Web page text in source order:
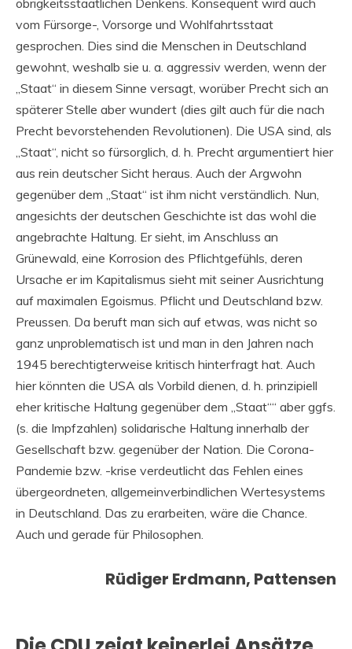
vom Fürsorge-, Vorsorge und Wohlfahrtsstaat
gesprochen. Dies sind die Menschen in Deutschland
gewohnt, weshalb sie u. a. aggressiv werden, wenn der
„Staat“ in diesem Sinne versagt, worüber Precht sich an
späterer Stelle aber wundert (dies gilt auch für die nach
Precht bevorstehenden Revolutionen). Die USA sind, als
„Staat“, nicht so fürsorglich, d. h. Precht argumentiert hier
aus rein deutscher Sicht heraus. Auch der Argwohn
gegenüber dem „Staat“ ist ihm nicht verständlich. Nun,
angesichts der deutschen Geschichte ist das wohl die
angebrachte Haltung. Er sieht, im Anschluss an
Grünewald, eine Korrosion des Pflichtgefühls, deren
Ursache er im Kapitalismus sieht mit seiner Ausrichtung
auf maximalen Egoismus. Pflicht und Deutschland bzw.
Preussen. Da beruft man sich auf etwas, was nicht so
ganz unproblematisch ist und man in den Jahren nach
1945 berechtigterweise kritisch hinterfragt hat. Auch
hier könnten die USA als Vorbild dienen, d. h. prinzipiell
eher kritische Haltung gegenüber dem „Staat““ aber ggfs.
(s. die Impfzahlen) solidarische Haltung innerhalb der
Gesellschaft bzw. gegenüber der Nation. Die Corona-
Pandemie bzw. -krise verdeutlicht das Fehlen eines
übergeordneten, allgemeinverbindlichen Wertesystems
in Deutschland. Das zu erarbeiten, wäre die Chance.
Auch und gerade für Philosophen.
Rüdiger Erdmann, Pattensen